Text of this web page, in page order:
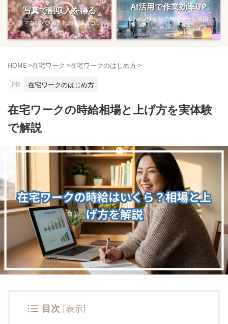
写真で副収入を得る
スマホ1つでOK！私の実績とコツ
AI活用で作業効率UP
ChatGPTなどの無料ツール活用
法
HOME >在宅ワーク >在宅ワークのはじめ方>
PR
在宅ワークのはじめ方
在宅ワークの時給相場と上げ方を実体験
で解説
目次 [表示]